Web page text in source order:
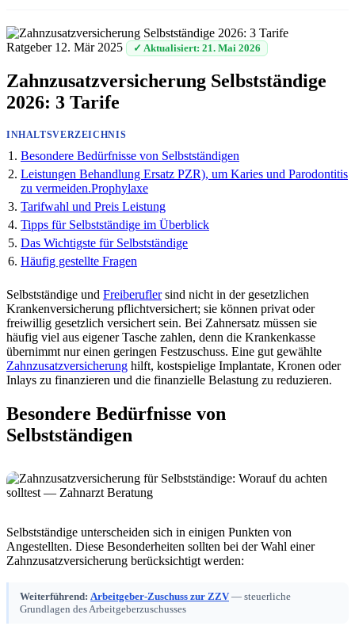
Ratgeber 12. Mär 2025 ✓ Aktualisiert: 21. Mai 2026
Zahnzusatzversicherung Selbstständige
2026: 3 Tarife
INHALTSVERZEICHNIS
Besondere Bedürfnisse von Selbstständigen
Leistungen Behandlung Ersatz PZR), um Karies und Parodontitis
zu vermeiden.Prophylaxe
Tarifwahl und Preis Leistung
Tipps für Selbstständige im Überblick
Das Wichtigste für Selbstständige
Häufig gestellte Fragen
Selbstständige und Freiberuflersind nicht in der gesetzlichen
Krankenversicherung pflichtversichert; sie können privat oder
freiwillig gesetzlich versichert sein. Bei Zahnersatz müssen sie
häufig viel aus eigener Tasche zahlen, denn die Krankenkasse
übernimmt nur einen geringen Festzuschuss. Eine gut gewählte
Zahnzusatzversicherung hilft, kostspielige Implantate, Kronen oder
Inlays zu finanzieren und die finanzielle Belastung zu reduzieren.
Besondere Bedürfnisse von
Selbstständigen
Selbstständige unterscheiden sich in einigen Punkten von
Angestellten. Diese Besonderheiten sollten bei der Wahl einer
Zahnzusatzversicherung berücksichtigt werden:
Weiterführend: Arbeitgeber-Zuschuss zur ZZV— steuerliche
Grundlagen des Arbeitgeberzuschusses